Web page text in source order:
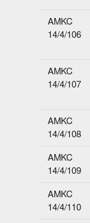
AMKC
14/4/106
AMKC
14/4/107
AMKC
14/4/108
AMKC
14/4/109
AMKC
14/4/110